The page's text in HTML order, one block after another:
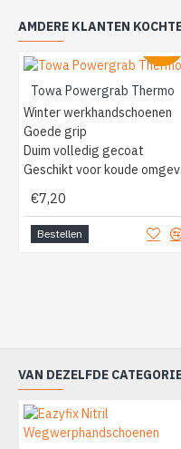
AMDERE KLANTEN
Towa Powergrab Thermo
Winter werkhandschoenen
Goede grip
Duim volledig gecoat
€7,20
Bestellen
VAN DEZELFDE